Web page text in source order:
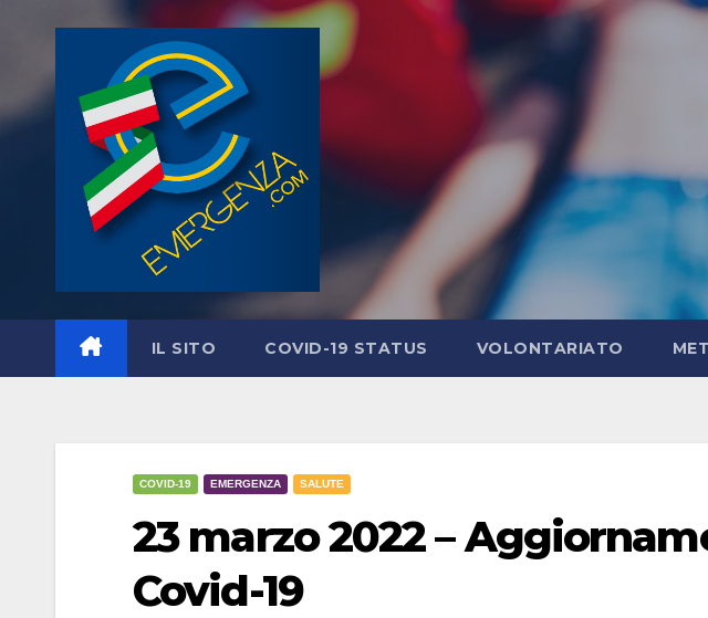
IL SITO COVID-19 STATUS VOLONTARIATO
COVID-19 EMERGENZA SALUTE
23 marzo 2022 –
Covid-19